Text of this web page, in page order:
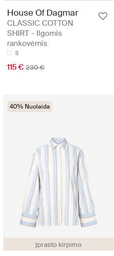
House Of Dagmar
CLASSIC COTTON
SHIRT - Ilgomis
rankovėmis
S
115 € 230 €
Įprasto kirpimo
40% Nuolaida